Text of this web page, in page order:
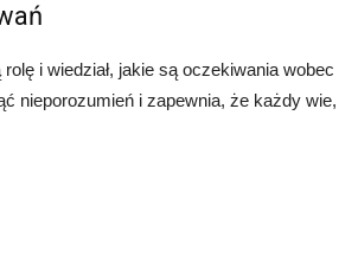
i wiedział, jakie są oczekiwania wobec
nieporozumień i zapewnia, że każdy wie,